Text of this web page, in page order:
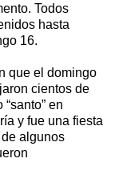
Todos
hasta
16.
que el domingo
cientos de
en
y fue una fiesta
algunos